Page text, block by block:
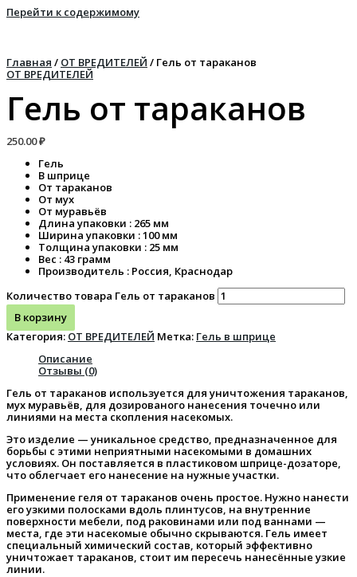
Перейти к содержимому
Главная / ОТ ВРЕДИТЕЛЕЙ / Гель от тараканов
ОТ ВРЕДИТЕЛЕЙ
Гель от тараканов
250.00₽
Гель
В шприце
От тараканов
От мух
От муравьёв
Длина упаковки : 265 мм
Ширина упаковки : 100 мм
Толщина упаковки : 25 мм
Вес : 43 грамм
Производитель : Россия, Краснодар
Количество товара Гель от тараканов
В корзину
Категория: ОТ ВРЕДИТЕЛЕЙ Метка: Гель в шприце
Описание
Отзывы (0)
Гель от тараканов используется для уничтожения тараканов,
мух муравьёв, для дозированого нанесения точечно или
линиями на места скопления насекомых.
Это изделие — уникальное средство, предназначенное для
борьбы с этими неприятными насекомыми в домашних
условиях. Он поставляется в пластиковом шприце-дозаторе,
что облегчает его нанесение на нужные участки.
Применение геля от тараканов очень простое. Нужно нанести
его узкими полосками вдоль плинтусов, на внутренние
поверхности мебели, под раковинами или под ваннами —
места, где эти насекомые обычно скрываются. Гель имеет
специальный химический состав, который эффективно
уничтожает тараканов, стоит им пересечь нанесённые узкие
линии.